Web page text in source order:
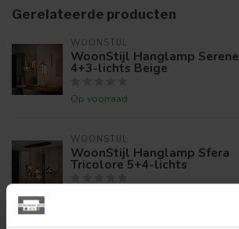
Gerelateerde producten
WOONSTIJL
WoonStijl Hanglamp Serene
4+3-lichts Beige
Op voorraad
WOONSTIJL
WoonStijl Hanglamp Sfera
Tricolore 5+4-lichts